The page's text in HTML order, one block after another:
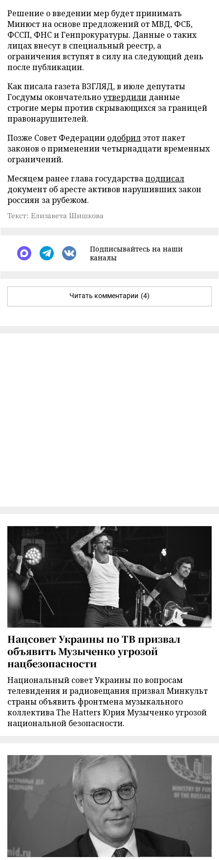
Решение о введении мер будет принимать
Минюст на основе предложений от МВД, ФСБ,
ФССП, ФНС и Генпрокуратуры. Данные о таких
лицах внесут в специальный реестр, а
ограничения вступят в силу на следующий день
после публикации.
Как писала газета ВЗГЛЯД, в июле депутаты
Госдумы окончательноутвердили данные
строгие меры против скрывающихся за границей
правонарушителей.
Позже Совет Федерации одобрил этот пакет
законов о применении четырнадцати временных
ограничений.
Месяцем ранее глава государстваподписал
документ об аресте активов нарушивших закон
россиян за рубежом.
Текст: Елизавета Шишкова
Подписывайтесь на наши
каналы
Читать комментарии (4)
Нацсовет Украины по ТВ призвал
объявить Музыченко угрозой
нацбезопасности
Национальный совет Украины по вопросам
телевидения и радиовещания призвал Минкульт
страны объявить фронтмена музыкального
коллектива The Hatters Юрия Музыченко угрозой
национальной безопасности.